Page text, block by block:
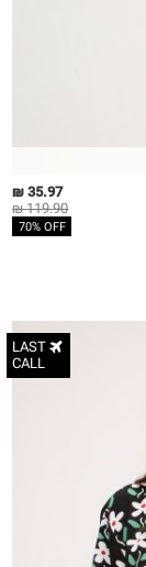
35.97 ₪
119.90 ₪
70% OFF
LAST
CALL